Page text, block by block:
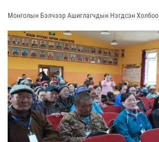
Монголын Бэлчээр Ашиглагчдын Нэгдсэн Холбоо